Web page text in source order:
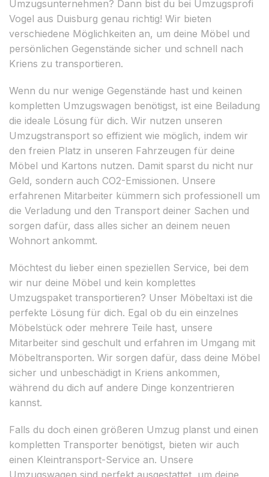
Umzugsunternehmen? Dann bist du bei Umzugsprofi
Vogel aus Duisburg genau richtig! Wir bieten
verschiedene Möglichkeiten an, um deine Möbel und
persönlichen Gegenstände sicher und schnell nach
Kriens zu transportieren.
Wenn du nur wenige Gegenstände hast und keinen
kompletten Umzugswagen benötigst, ist eine Beiladung
die ideale Lösung für dich. Wir nutzen unseren
Umzugstransport so effizient wie möglich, indem wir
den freien Platz in unseren Fahrzeugen für deine
Möbel und Kartons nutzen. Damit sparst du nicht nur
Geld, sondern auch CO2-Emissionen. Unsere
erfahrenen Mitarbeiter kümmern sich professionell um
die Verladung und den Transport deiner Sachen und
sorgen dafür, dass alles sicher an deinem neuen
Wohnort ankommt.
Möchtest du lieber einen speziellen Service, bei dem
wir nur deine Möbel und kein komplettes
Umzugspaket transportieren? Unser Möbeltaxi ist die
perfekte Lösung für dich. Egal ob du ein einzelnes
Möbelstück oder mehrere Teile hast, unsere
Mitarbeiter sind geschult und erfahren im Umgang mit
Möbeltransporten. Wir sorgen dafür, dass deine Möbel
sicher und unbeschädigt in Kriens ankommen,
während du dich auf andere Dinge konzentrieren
kannst.
Falls du doch einen größeren Umzug planst und einen
kompletten Transporter benötigst, bieten wir auch
einen Kleintransport-Service an. Unsere
Umzugswagen sind perfekt ausgestattet, um deine